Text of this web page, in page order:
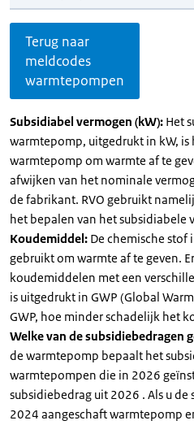
Terug naar
meldcodes
warmtepompen
Subsidiabel vermogen (kW): Het
warmtepomp, uitgedrukt in kW, is
warmtepomp om warmte af te
afwijken van het nominale
de fabrikant. RVO gebruikt
het bepalen van het subsidiabele
Koudemiddel: De chemische
gebruikt om warmte af te geven.
koudemiddelen met een
is uitgedrukt in GWP (Global
GWP, hoe minder schadelijk het
Welke van de subsidiebedragen
de warmtepomp bepaalt het
warmtepompen die in 2026
subsidiebedrag uit 2026 . Als u
2024 aangeschaft warmtepomp